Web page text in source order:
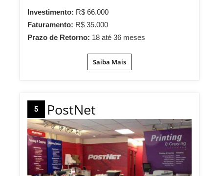
Investimento: R$ 66.000
Faturamento: R$ 35.000
Prazo de Retorno: 18 até 36 meses
Saiba Mais
5 PostNet